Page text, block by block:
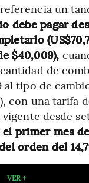
un
debe pagar
$40,009),
de
al tipo de
con una tarifa
desde
primer mes
orden del
VER +